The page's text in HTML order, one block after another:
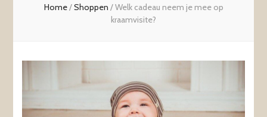
Home/Shoppen /Welk cadeau neem je mee op
kraamvisite?